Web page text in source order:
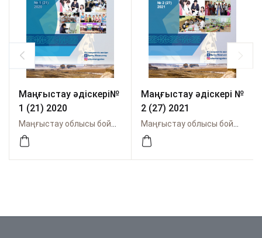
Маңғыстау әдіскері№
1 (21) 2020
Маңғыстау əдіскері №
2 (27) 2021